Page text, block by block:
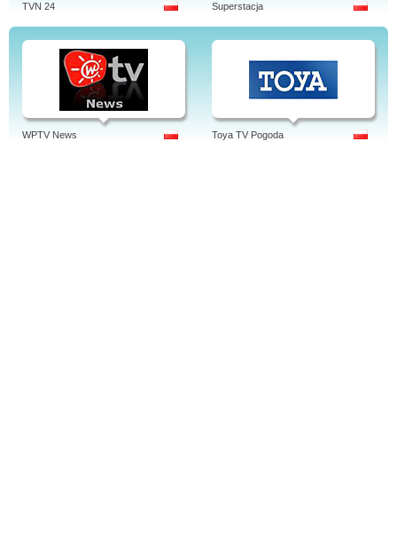
TVN 24 Superstacja
WPTV News Toya TV Pogoda